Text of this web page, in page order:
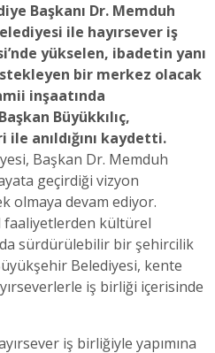
Başkanı Dr. Memduh
ile hayırsever iş
yükselen, ibadetin yanı
bir merkez olacak
inşaatında
Büyükkılıç,
ile anıldığını kaydetti.
Başkan Dr. Memduh
geçirdiği vizyon
olmaya devam ediyor.
faaliyetlerden kültürel
sürdürülebilir bir şehircilik
Belediyesi, kente
iş birliği içerisinde
iş birliğiyle yapımına